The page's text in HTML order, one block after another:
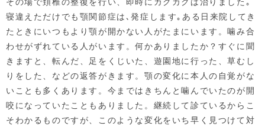
寝違えただけでも顎関節症は､発症します｡ある日来院してき
たときにいつもより顎が開かない人がたまにいます。噛み合
わせがずれている人がいます。何かありましたか？すぐに聞
きますと、転んだ、足をくじいた、遊園地に行った、草むし
りをした、などの返答がきます。顎の変化に本人の自覚がな
いことも多くあります。今まではきちんと噛んでいたのが開
咬になっていたこともありました。継続して診ているからこ
そわかるものですが、このような変化をいち早く見つけて対